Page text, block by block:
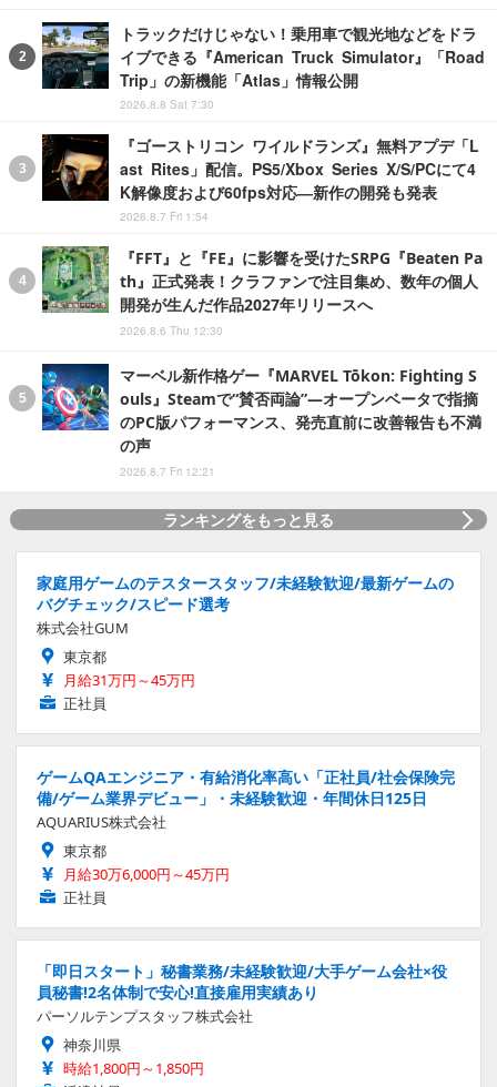
トラックだけじゃない！乗用車で観光地などをドラ
イブできる『American Truck Simulator』「Road
Trip」の新機能「Atlas」情報公開
2026.8.8 Sat 7:30
『ゴーストリコン ワイルドランズ』無料アプデ「L
ast Rites」配信。PS5/Xbox Series X/S/PCにて4
K解像度および60fps対応―新作の開発も発表
2026.8.7 Fri 1:54
『FFT』と『FE』に影響を受けたSRPG『Beaten Pa
th』正式発表！クラファンで注目集め、数年の個人
開発が生んだ作品2027年リリースへ
2026.8.6 Thu 12:30
マーベル新作格ゲー『MARVEL Tōkon: Fighting S
ouls』Steamで“賛否両論”―オープンベータで指摘
のPC版パフォーマンス、発売直前に改善報告も不満
の声
2026.8.7 Fri 12:21
ランキングをもっと見る
家庭用ゲームのテスタースタッフ/未経験歓迎/最新ゲームの
バグチェック/スピード選考
株式会社GUM
東京都
月給31万円～45万円
正社員
ゲームQAエンジニア・有給消化率高い「正社員/社会保険完
備/ゲーム業界デビュー」・未経験歓迎・年間休日125日
AQUARIUS株式会社
東京都
月給30万6,000円～45万円
正社員
「即日スタート」秘書業務/未経験歓迎/大手ゲーム会社×役
員秘書!2名体制で安心!直接雇用実績あり
パーソルテンプスタッフ株式会社
神奈川県
時給1,800円～1,850円